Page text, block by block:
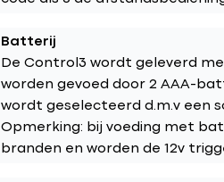
Batterij
De Control3 wordt geleverd
worden gevoed door 2 AAA-
wordt geselecteerd d.m.v een
Opmerking: bij voeding met
branden en worden de 12v